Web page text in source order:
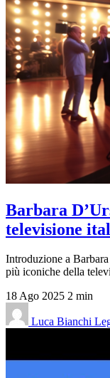
Barbara
televisione
Introduzione a
più iconiche della
18 Ago 2025 2 min
Luca Bianchi